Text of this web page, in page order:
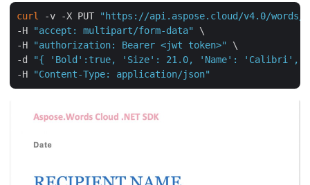
curl -v -X PUT
"https://api.aspose.cloud/v4.0/words/
-H
"accept: multipart/form-data"
\
-H
"authorization: Bearer <jwt token>"
\
-d
"{ 'Bold':true, 'Size': 21.0, 'Name': 'Calibri',
-H
"Content-Type: application/json"